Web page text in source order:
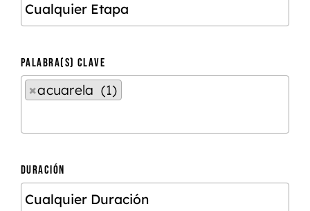
PALABRA(S) CLAVE
×acuarela (1)
DURACIÓN